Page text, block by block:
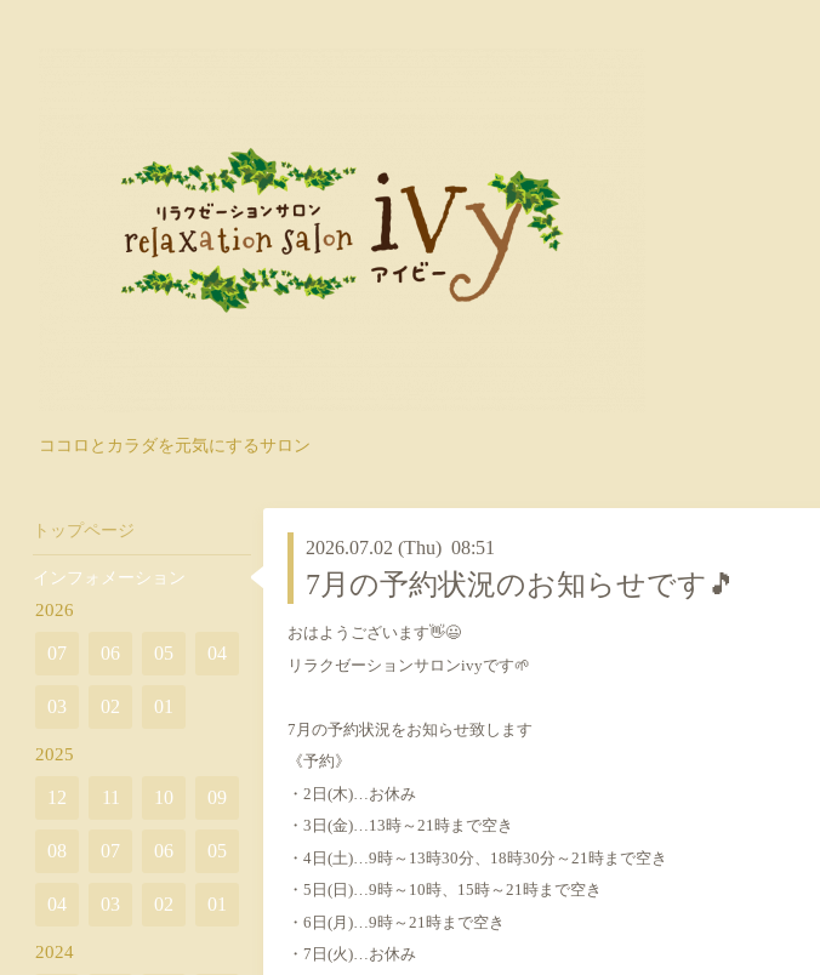
ココロとカラダを元気にするサロン
2026.07.02 (Thu) 08:51
7月の予約状況のお知らせです🎵
おはようございます👋😃
リラクゼーションサロンivyです🌱
7月の予約状況をお知らせ致します
《予約》
・2日(木)…お休み
・3日(金)…13時～21時まで空き
・4日(土)…9時～13時30分、18時30分～21時まで空き
・5日(日)…9時～10時、15時～21時まで空き
・6日(月)…9時～21時まで空き
・7日(火)…お休み
トップページ
インフォメーション
2026
07 06 05 04
03 02 01
2025
12 11 10 09
08 07 06 05
04 03 02 01
2024